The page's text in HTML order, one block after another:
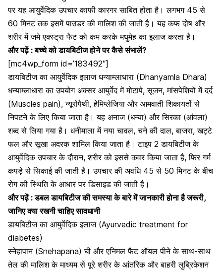
पर यह आयुर्वेदिक उपचार काफी कारगर साबित होता है। लगभग 45 से
60 मिनट तक इसमें पाउडर की मालिश की जाती है। यह कफ दोष और
शरीर में जमे एक्स्ट्रा फैट को कम करकेमधुमेह का इलाजकरता है।
और पढ़ें :बच्चे को डायबिटीज होने पर कैसे संभालें?
[mc4wp_form id=’183492″]
डायबिटीज का आयुर्वेदिक इलाज धन्याम्लाधारा (Dhanyamla Dhara)
धन्याम्लाधारा का उपयोग अक्सर आयुर्वेद में मोटापे, सूजन,मांसपेशियों में दर्द
(Muscles pain), न्यूरोपैथी, हेमिप्लेजिया और आमवाती शिकायतों से
निपटने के लिए किया जाता है। यह अनाज (धन्या) और सिरका (आंवला)
शब्द से लिया गया है। धनीमाला में नया चावल, चने की दाल, बाजरा, खट्टे
फल और सूखा अदरक शामिल किया जाता है। टाइप 2 डायबिटीज के
आयुर्वेदिक उपचार के दौरान, शरीर को इससे कवर किया जाता है, फिर गर्म
कपड़े से सिकाई की जाती है। उपचार की अवधि 45 से 50 मिनट के बीच
रोग की स्थिति के आधार पर डिसाइड की जाती है।
और पढ़ें :डबल डायबिटीज की समस्या के बारे में जानकारी होना है जरूरी,
जानिए क्या रखनी चाहिए सावधानी
डायबिटीज का आयुर्वेदिक इलाज (Ayurvedic treatment for
diabetes)
स्नेहापान (Snehapana) घी और एनिमल फैट ऑयल पीने के साथ-साथ
तेल की मालिश के माध्यम से पूरे शरीर के आंतरिक और बाहरी लुब्रिकेशन